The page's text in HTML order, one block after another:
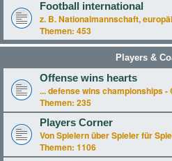
Football international
z. B. Nationalmannschaft,
Themen: 453
Players &
Offense wins hearts
... defense wins championships
Themen: 235
Players Corner
Von Spielern über Spieler für
Themen: 1106